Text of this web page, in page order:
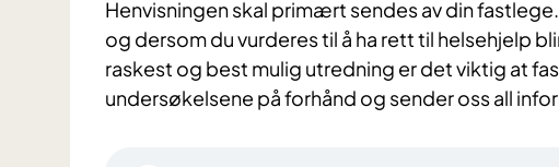
Henvisningen skal primært sendes av din
og dersom du vurderes til å ha rett til helsehjelp
raskest og best mulig utredning er det viktig at
undersøkelsene på forhånd og sender oss all